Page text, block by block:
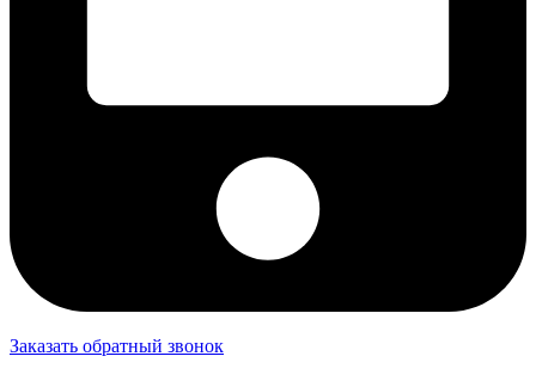
Заказать обратный звонок